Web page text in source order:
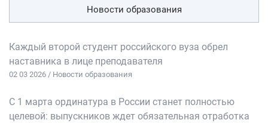
Новости образования
Каждый второй студент российского вуза обрел
наставника в лице преподавателя
02 03 2026 / Новости образования
С 1 марта ординатура в России станет полностью
целевой: выпускников ждет обязательная отработка